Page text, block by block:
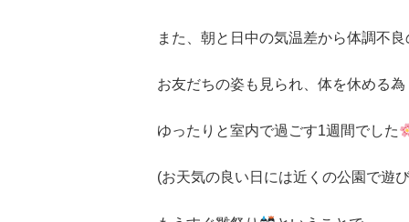
また、朝と日中の気温差から体調不良
お友だちの姿も見られ、体を休める為
ゆったりと室内で過ごす1週間でした
(お天気の良い日には近くの公園で遊